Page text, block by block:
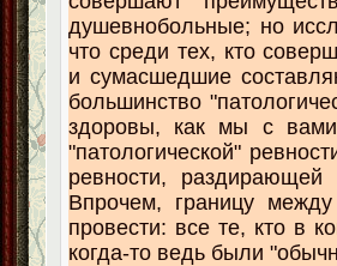
душевнобольные; но
что среди тех, кто
и сумасшедшие
большинство
здоровы, как мы с
"патологической"
ревности,
Впрочем, границу
провести: все те, кто в
когда-то ведь были